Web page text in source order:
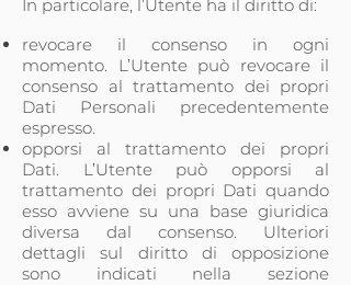
In particolare, l’Utente ha il diritto di:
revocare il consenso in ogni
momento. L’Utente può revocare il
consenso al trattamento dei propri
Dati Personali precedentemente
espresso.
opporsi al trattamento dei propri
Dati. L’Utente può opporsi al
trattamento dei propri Dati quando
esso avviene su una base giuridica
diversa dal consenso. Ulteriori
dettagli sul diritto di opposizione
sono indicati nella sezione